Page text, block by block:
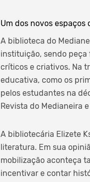
Um dos novos espaços
A biblioteca do
instituição, sendo
críticos e criativos. Na
educativa, como os
pelos estudantes na
Revista do Medianeira
A bibliotecária Elizete
literatura. Em sua
mobilização aconteça
incentivar e contar